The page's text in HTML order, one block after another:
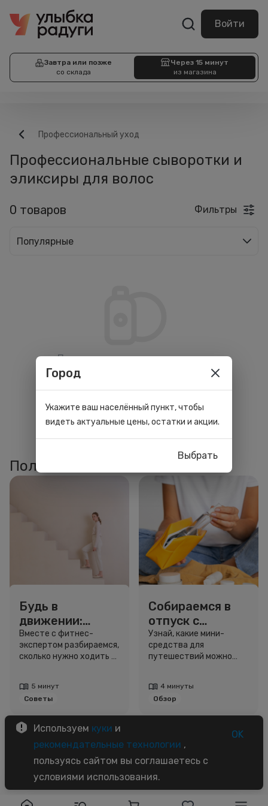
Войти
Завтра или позже
со склада
Через 15 минут
из магазина
Профессиональный уход
Профессиональные сыворотки и
эликсиры для волос
0 товаров Фильтры
Популярные
По вашим параметрам ничего не
нашлось. Попробуйте изменить
фильтры.
Полезные статьи
Будь в
движении:
сколько нужно
шагов для
красоты и
Вместе с фитнес-
экспертом разбираемся,
сколько нужно ходить и
5 минут
Советы
Собираемся в
отпуск с
Улыбкой: мини-
форматы для
путешествий
Узнай, какие мини-
средства для
путешествий можно
4 минуты
Обзор
Используем куки и
рекомендательные технологии ,
пользуясь сайтом вы соглашаетесь с
условиями использования.
OK
Город
Укажите ваш населённый пункт, чтобы
видеть актуальные цены, остатки и акции.
Выбрать